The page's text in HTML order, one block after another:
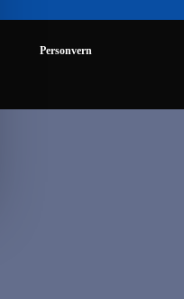
Personvern